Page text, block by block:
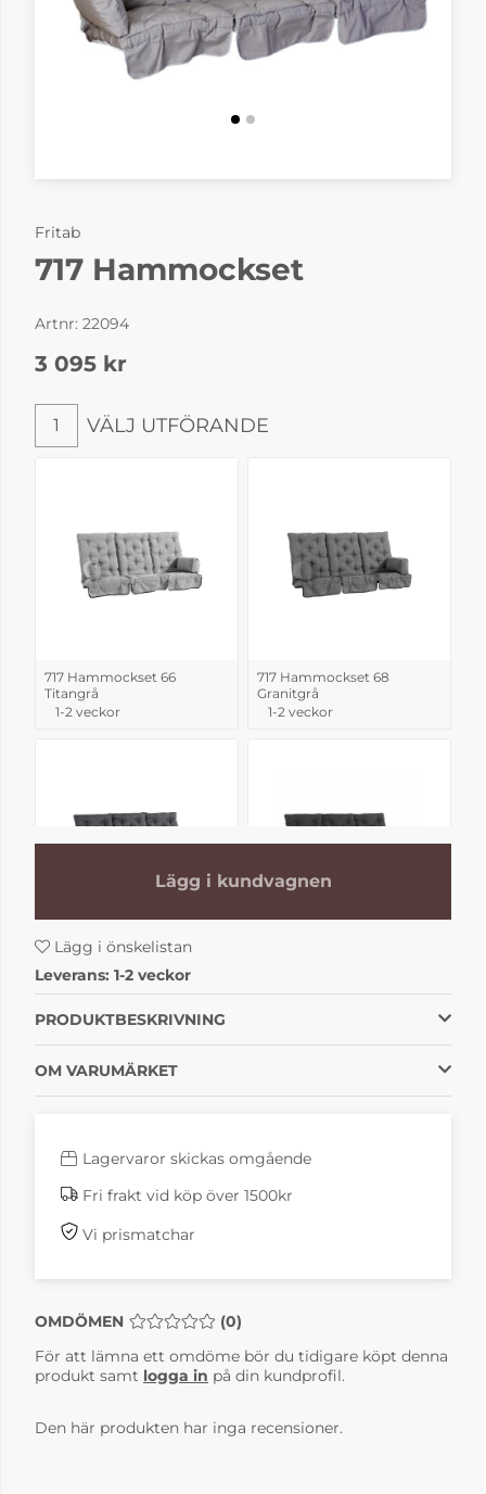
Fritab
717 Hammockset
Artnr: 22094
3 095 kr
Välj utförande
1 VÄLJ UTFÖRANDE
717 Hammockset 66
Titangrå
1-2 veckor
717 Hammockset 68
Granitgrå
1-2 veckor
717 Hammockset 70
antracitgrå
1-2 veckor
1-2 veckor
717 Hammockset 72
Lägg i kundvagnen
Lägg i önskelistan
Leverans: 1-2 veckor
PRODUKTBESKRIVNING
OM VARUMÄRKET
Lagervaror skickas omgående
Fri frakt vid köp över 1500kr
Vi prismatchar
OMDÖMEN MEDELBETYG 0 AV 5 ANTAL BETYG 0
(0)
För att lämna ett omdöme bör du tidigare köpt denna
produkt samt logga in på din kundprofil.
Den här produkten har inga recensioner.